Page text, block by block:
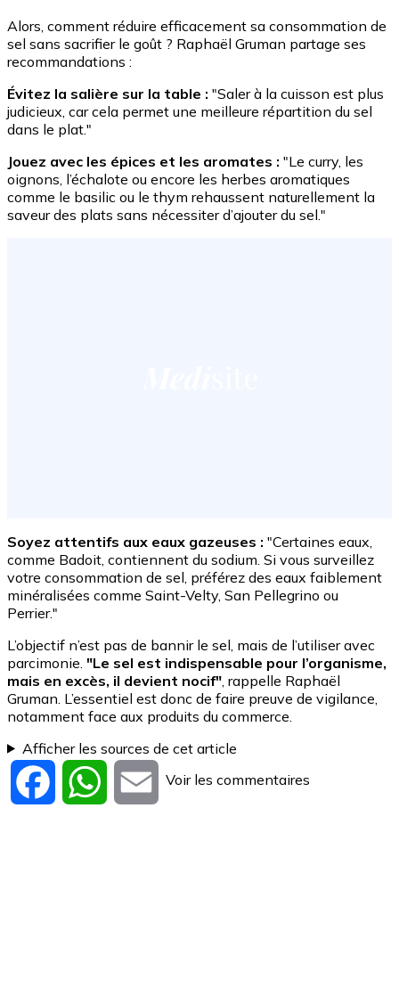
Alors, comment réduire efficacement sa consommation de
sel sans sacrifier le goût ? Raphaël Gruman partage ses
recommandations :
Évitez la salière sur la table : "Saler à la cuisson est plus
judicieux, car cela permet une meilleure répartition du sel
dans le plat."
Jouez avec les épices et les aromates : "Le curry, les
oignons, l’échalote ou encore les herbes aromatiques
comme le basilic ou le thym rehaussent naturellement la
saveur des plats sans nécessiter d’ajouter du sel."
Soyez attentifs aux eaux gazeuses : "Certaines eaux,
comme Badoit, contiennent du sodium. Si vous surveillez
votre consommation de sel, préférez des eaux faiblement
minéralisées comme Saint-Velty, San Pellegrino ou
Perrier."
L’objectif n’est pas de bannir le sel, mais de l’utiliser avec
parcimonie. "Le sel est indispensable pour l’organisme,
mais en excès, il devient nocif" , rappelle Raphaël
Gruman. L’essentiel est donc de faire preuve de vigilance,
notamment face aux produits du commerce.
Afficher les sources de cet article
Facebook WhatsApp
Email
Voir les commentaires